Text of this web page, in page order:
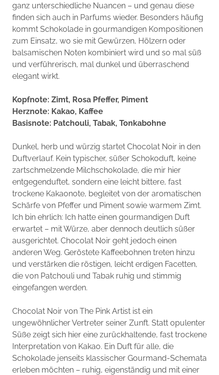
ganz unterschiedliche Nuancen – und genau diese
finden sich auch in Parfums wieder. Besonders häufig
kommt Schokolade in gourmandigen Kompositionen
zum Einsatz, wo sie mit Gewürzen, Hölzern oder
balsamischen Noten kombiniert wird und so mal süß
und verführerisch, mal dunkel und überraschend
elegant wirkt.
Kopfnote: Zimt, Rosa Pfeffer, Piment
Herznote: Kakao, Kaffee
Basisnote: Patchouli, Tabak, Tonkabohne
Dunkel, herb und würzig startet Chocolat Noir in den
Duftverlauf. Kein typischer, süßer Schokoduft, keine
zartschmelzende Milchschokolade, die mir hier
entgegenduftet, sondern eine leicht bittere, fast
trockene Kakaonote, begleitet von der aromatischen
Schärfe von Pfeffer und Piment sowie warmem Zimt.
Ich bin ehrlich: Ich hatte einen gourmandigen Duft
erwartet – mit Würze, aber dennoch deutlich süßer
ausgerichtet. Chocolat Noir geht jedoch einen
anderen Weg. Geröstete Kaffeebohnen treten hinzu
und verstärken die röstigen, leicht erdigen Facetten,
die von Patchouli und Tabak ruhig und stimmig
eingefangen werden.
Chocolat Noir von The Pink Artist ist ein
ungewöhnlicher Vertreter seiner Zunft. Statt opulenter
Süße zeigt sich hier eine zurückhaltende, fast trockene
Interpretation von Kakao. Ein Duft für alle, die
Schokolade jenseits klassischer Gourmand-Schemata
erleben möchten – ruhig, eigenständig und mit einer